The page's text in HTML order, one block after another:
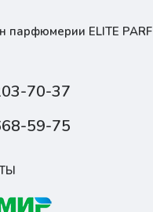
парфюмерии ELITE PARF
70-37
59-75